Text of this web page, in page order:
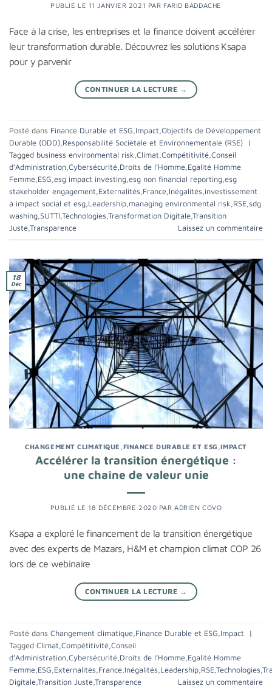
PUBLIÉ LE 11 JANVIER 2021 PAR FARID BADDACHE
Face à la crise, les entreprises et la finance doivent accélérer
leur transformation durable. Découvrez les solutions Ksapa
pour y parvenir
CONTINUER LA LECTURE →
Posté dans Finance Durable et ESG,Impact,Objectifs de Développement
Durable (ODD),Responsabilité Sociétale et Environnementale (RSE)
|
Tagged business environmental risk,Climat,Compétitivité,Conseil
d’Administration,Cybersécurité,Droits de l’Homme,Egalité Homme
Femme,ESG,esg impact investing,esg non financial reporting,esg
stakeholder engagement,Externalités,France,Inégalités,investissement
à impact social et esg,Leadership,managing environmental risk,RSE,sdg
washing,SUTTI,Technologies,Transformation Digitale,Transition
Juste,Transparence Laissez un commentaire
18
Déc
CHANGEMENT CLIMATIQUE FINANCE DURABLE ET ESG ,IMPACT
Accélérer la transition énergétique :
une chaîne de valeur unie
PUBLIÉ LE 18 DÉCEMBRE 2020 PARADRIEN COVO
Ksapa a exploré le financement de la transition énergétique
avec des experts de Mazars, H&M et champion climat COP 26
lors de ce webinaire
CONTINUER LA LECTURE →
Posté dans Changement climatique Finance Durable et ESG Impact
|
Tagged Climat Compétitivité Conseil
d’Administration Cybersécurité Droits de l’Homme Egalité Homme
Femme ESG Externalités France Inégalités Leadership RSE Technologies
Digitale Transition Juste Transparence Laissez un commentaire